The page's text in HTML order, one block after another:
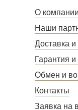
О компании
Наши
Доставка и
Гарантия
Обмен и
Контакты
Заявка на